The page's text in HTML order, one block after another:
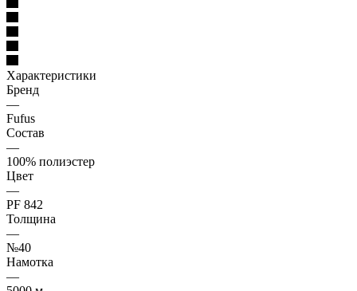
Характеристики
Бренд
—
Fufus
Состав
—
100% полиэстер
Цвет
—
PF 842
Толщина
—
№40
Намотка
—